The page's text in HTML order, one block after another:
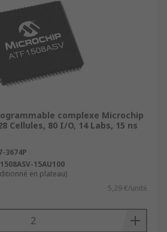
complexe Microchip
Cellules, 80 I/O, 14 Labs, 15 ns
3674P
15AU100
en plateau)
5,29 €/unité